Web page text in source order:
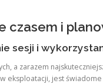
czasem i
sesji i
a zarazem
eksploatacji, jest